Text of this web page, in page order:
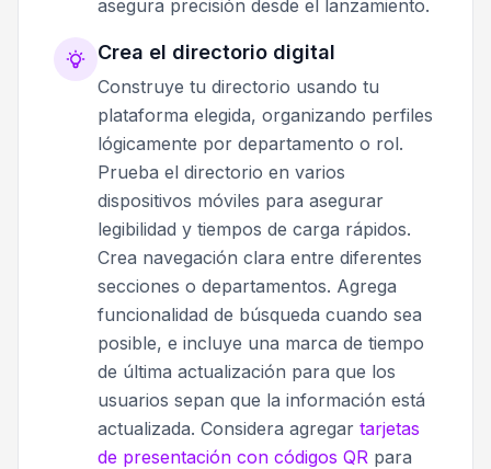
asegura precisión desde el lanzamiento.
Crea el directorio digital
Construye tu directorio usando tu
plataforma elegida, organizando perfiles
lógicamente por departamento o rol.
Prueba el directorio en varios
dispositivos móviles para asegurar
legibilidad y tiempos de carga rápidos.
Crea navegación clara entre diferentes
secciones o departamentos. Agrega
funcionalidad de búsqueda cuando sea
posible, e incluye una marca de tiempo
de última actualización para que los
usuarios sepan que la información está
actualizada. Considera agregar tarjetas
de presentación con códigos QR para